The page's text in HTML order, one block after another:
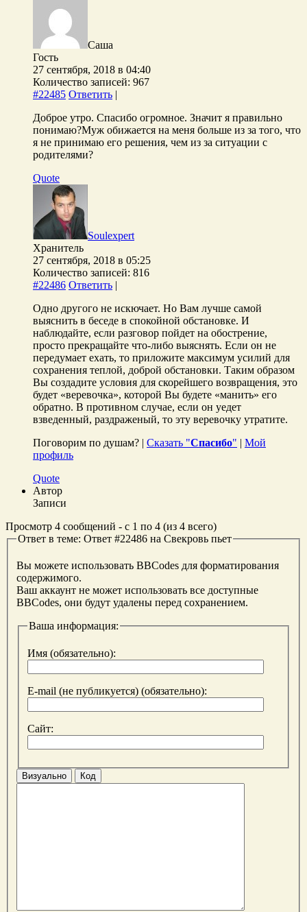
Саша
Гость
27 сентября, 2018 в 04:40
Количество записей: 967
#22485 Ответить |
Доброе утро. Спасибо огромное. Значит я правильно
понимаю?Муж обижается на меня больше из за того, что
я не принимаю его решения, чем из за ситуации с
родителями?
Quote
Soulexpert
Хранитель
27 сентября, 2018 в 05:25
Количество записей: 816
#22486 Ответить |
Одно другого не искючает. Но Вам лучше самой
выяснить в беседе в спокойной обстановке. И
наблюдайте, если разговор пойдет на обострение,
просто прекращайте что-либо выяснять. Если он не
передумает ехать, то приложите максимум усилий для
сохранения теплой, доброй обстановки. Таким образом
Вы создадите условия для скорейшего возвращения, это
будет «веревочка», которой Вы будете «манить» его
обратно. В противном случае, если он уедет
взведенный, раздраженый, то эту веревочку утратите.
Поговорим по душам? | Сказать "Спасибо" | Мой
профиль
Quote
Автор
Записи
Просмотр 4 сообщений - с 1 по 4 (из 4 всего)
Ответ в теме: Ответ #22486 на Свекровь пьет
Вы можете использовать BBCodes для форматирования
содержимого.
Ваш аккаунт не может использовать все доступные
BBCodes, они будут удалены перед сохранением.
Ваша информация:
Имя (обязательно):
E-mail (не публикуется) (обязательно):
Сайт:
Визуально Код